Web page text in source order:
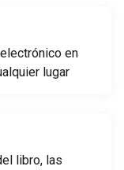
en
lugar
libro, las